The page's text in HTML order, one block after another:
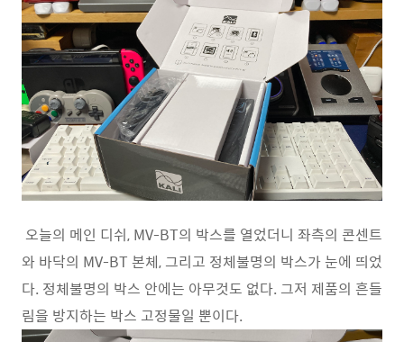
오늘의 메인 디쉬, MV-BT의 박스를 열었더니 좌측의 콘센트
와 바닥의 MV-BT 본체, 그리고 정체불명의 박스가 눈에 띄었
다. 정체불명의 박스 안에는 아무것도 없다. 그저 제품의 흔들
림을 방지하는 박스 고정물일 뿐이다.